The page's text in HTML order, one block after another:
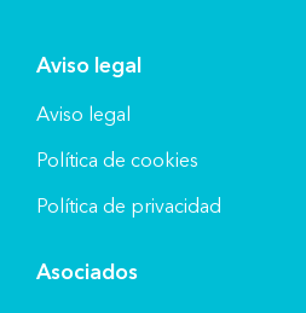
Aviso legal
Aviso legal
Política de cookies
Política de privacidad
Asociados